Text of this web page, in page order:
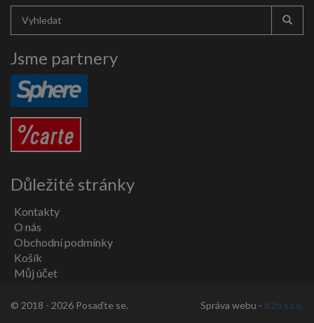
Jsme partnery
Důležité stránky
Kontakty
O nás
Obchodní podmínky
Košík
Můj účet
© 2018 - 2026 Posaďte se. Správa webu - it2b s.r.o.